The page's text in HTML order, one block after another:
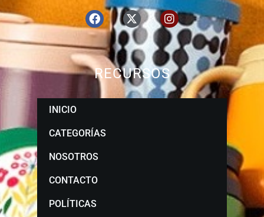
RECURSOS
INICIO
CATEGORÍAS
NOSOTROS
CONTACTO
POLÍTICAS